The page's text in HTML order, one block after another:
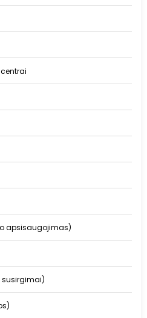
apsisaugojimas)
susirgimai)